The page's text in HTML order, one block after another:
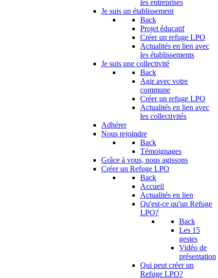
les entreprises
Je suis un établissement
Back
Projet éducatif
Créer un refuge LPO
Actualités en lien avec
les établissements
Je suis une collectivité
Back
Agir avec votre
commune
Créer un refuge LPO
Actualités en lien avec
les collectivités
Adhérer
Nous rejoindre
Back
Témoignages
Grâce à vous, nous agissons
Créer un Refuge LPO
Back
Accueil
Actualités en lien
Qu'est-ce qu'un Refuge
LPO?
Back
Les 15
gestes
Vidéo de
présentation
Qui peut créer un
Refuge LPO?